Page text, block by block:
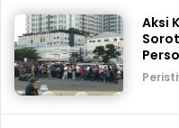
Aksi